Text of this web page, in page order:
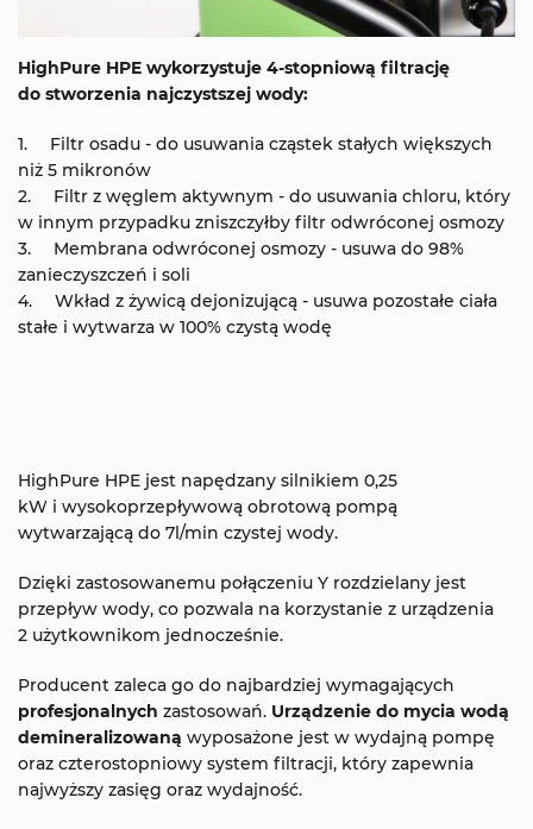
HighPure HPE wykorzystuje 4-stopniową filtrację
do stworzenia najczystszej wody:
Filtr osadu - do usuwania cząstek stałych większych
niż 5 mikronów
Filtr z węglem aktywnym - do usuwania chloru, który
w innym przypadku zniszczyłby filtr odwróconej osmozy
Membrana odwróconej osmozy - usuwa do 98%
zanieczyszczeń i soli
Wkład z żywicą dejonizującą - usuwa pozostałe ciała
stałe i wytwarza w 100% czystą wodę
HighPure HPE jest napędzany silnikiem 0,25
kW i wysokoprzepływową obrotową pompą
wytwarzającą do 7l/min czystej wody.
Dzięki zastosowanemu połączeniu Y rozdzielany jest
przepływ wody, co pozwala na korzystanie z urządzenia
2 użytkownikom jednocześnie.
Producent zaleca go do najbardziej wymagających
profesjonalnych zastosowań. Urządzenie do mycia wodą
demineralizowaną wyposażone jest w wydajną pompę
oraz czterostopniowy system filtracji, który zapewnia
najwyższy zasięg oraz wydajność.